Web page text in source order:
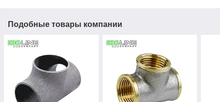
Подобные товары компании